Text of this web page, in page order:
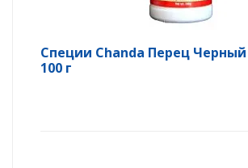
Специи Chanda Перец
100 г